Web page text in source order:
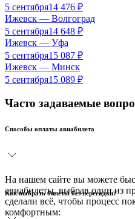
5 сентября14 476 ₽
Ижевск — Волгоград
5 сентября14 648 ₽
Ижевск — Уфа
5 сентября15 087 ₽
Ижевск — Минск
5 сентября15 089 ₽
Часто задаваемые
Способы оплаты авиабилета
На нашем сайте вы можете
авиабилеты, выбрав один из
сделали всё, чтобы процесс
комфортным:
Как выбрать билеты без пересадки?